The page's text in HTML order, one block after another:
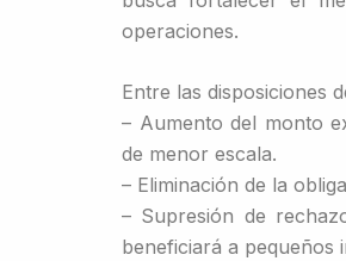
operaciones.
Entre las disposiciones
– Aumento del monto
de menor escala.
– Eliminación de la
– Supresión de
beneficiará a pequeños